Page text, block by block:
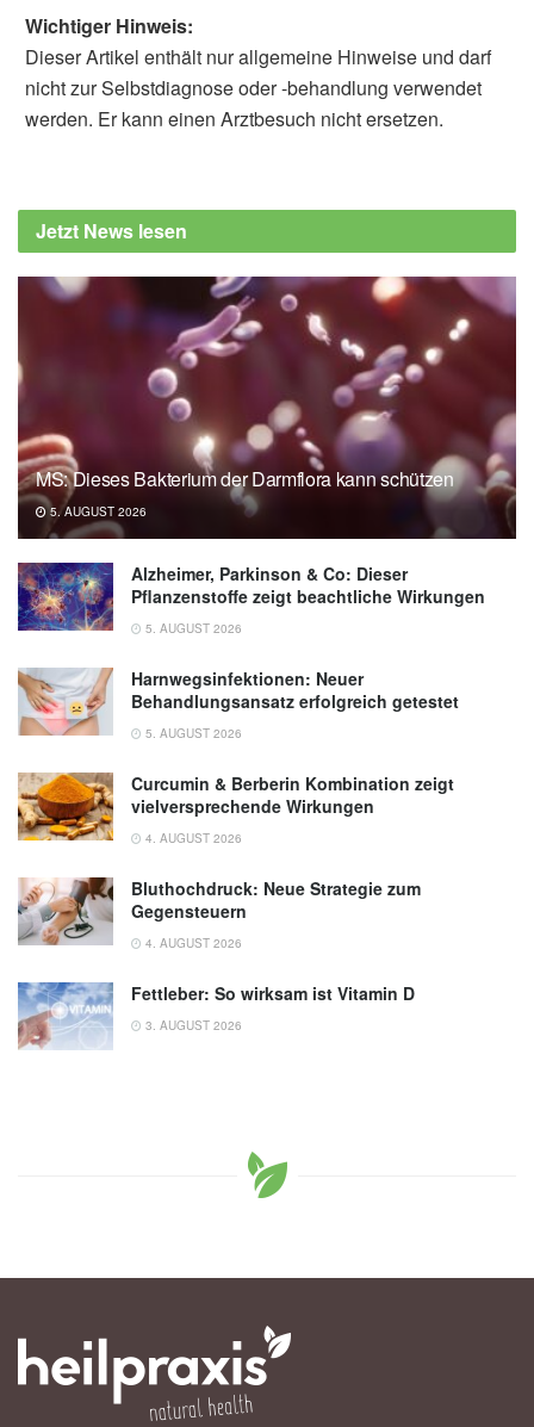
Wichtiger Hinweis:
Dieser Artikel enthält nur allgemeine Hinweise und darf
nicht zur Selbstdiagnose oder -behandlung verwendet
werden. Er kann einen Arztbesuch nicht ersetzen.
Jetzt News lesen
MS: Dieses Bakterium der Darmflora kann schützen
5. AUGUST 2026
Alzheimer, Parkinson & Co: Dieser
Pflanzenstoffe zeigt beachtliche Wirkungen
5. AUGUST 2026
Harnwegsinfektionen: Neuer
Behandlungsansatz erfolgreich getestet
5. AUGUST 2026
Curcumin & Berberin Kombination zeigt
vielversprechende Wirkungen
4. AUGUST 2026
Bluthochdruck: Neue Strategie zum
Gegensteuern
4. AUGUST 2026
Fettleber: So wirksam ist Vitamin D
3. AUGUST 2026